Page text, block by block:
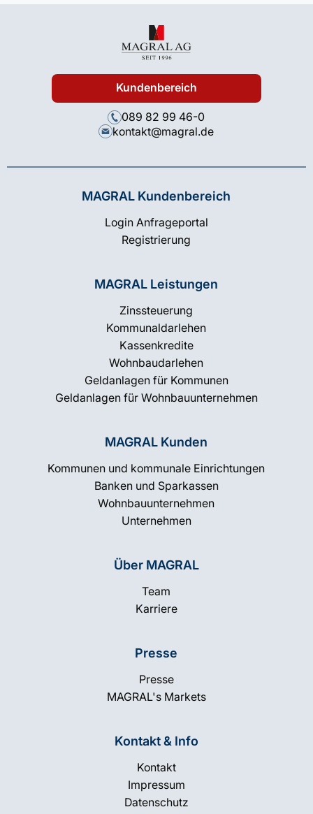
Kundenbereich
089 82 99 46-0
kontakt@magral.de
MAGRAL Kundenbereich
Login Anfrageportal
Registrierung
MAGRAL Leistungen
Zinssteuerung
Kommunaldarlehen
Kassenkredite
Wohnbaudarlehen
Geldanlagen für Kommunen
Geldanlagen für Wohnbauunternehmen
MAGRAL Kunden
Kommunen und kommunale Einrichtungen
Banken und Sparkassen
Wohnbauunternehmen
Unternehmen
Über MAGRAL
Team
Karriere
Presse
Presse
MAGRAL's Markets
Kontakt & Info
Kontakt
Impressum
Datenschutz